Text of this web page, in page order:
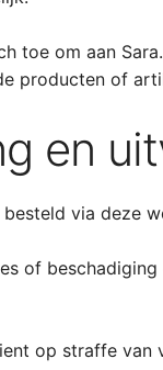
toe om aan
producten of
en
via deze
of
op straffe van